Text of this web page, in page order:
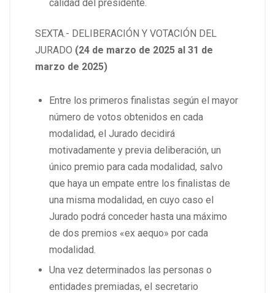
calidad del presidente.
SEXTA.- DELIBERACIÓN Y VOTACIÓN DEL
JURADO (24 de marzo de 2025 al 31 de
marzo de 2025)
Entre los primeros finalistas según el mayor
número de votos obtenidos en cada
modalidad, el Jurado decidirá
motivadamente y previa deliberación, un
único premio para cada modalidad, salvo
que haya un empate entre los finalistas de
una misma modalidad, en cuyo caso el
Jurado podrá conceder hasta una máximo
de dos premios «ex aequo» por cada
modalidad.
Una vez determinados las personas o
entidades premiadas, el secretario